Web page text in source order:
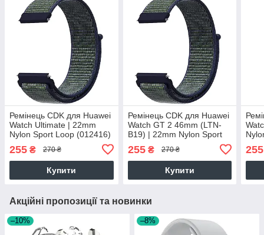
Ремінець CDK для Huawei
Watch Ultimate | 22mm
Nylon Sport Loop (012416)
255 ₴ 270 ₴
Купити
Ремінець CDK для Huawei
Watch GT 2 46mm (LTN-
B19) | 22mm Nylon Sport
Loop (012416) (midnight
fog)
255₴ 270 ₴
Купити
255
Акційні пропозиції та новинки
–10% –8%